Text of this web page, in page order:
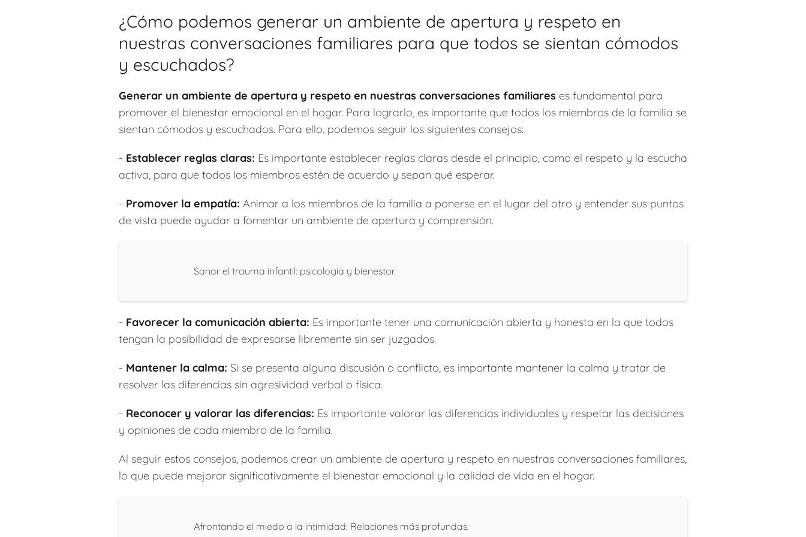
¿Cómo podemos generar un ambiente de apertura y respeto en
nuestras conversaciones familiares para que todos se sientan cómodos
y escuchados?
Generar un ambiente de apertura y respeto en nuestras conversaciones familiares es fundamental para
promover el bienestar emocional en el hogar. Para lograrlo, es importante que todos los miembros de la familia se
sientan cómodos y escuchados. Para ello, podemos seguir los siguientes consejos:
- Establecer reglas claras: Es importante establecer reglas claras desde el principio, como el respeto y la escucha
activa, para que todos los miembros estén de acuerdo y sepan qué esperar.
- Promover la empatía: Animar a los miembros de la familia a ponerse en el lugar del otro y entender sus puntos
de vista puede ayudar a fomentar un ambiente de apertura y comprensión.
Sanar el trauma infantil: psicología y bienestar.
- Favorecer la comunicación abierta: Es importante tener una comunicación abierta y honesta en la que todos
tengan la posibilidad de expresarse libremente sin ser juzgados.
- Mantener la calma: Si se presenta alguna discusión o conflicto, es importante mantener la calma y tratar de
resolver las diferencias sin agresividad verbal o física.
- Reconocer y valorar las diferencias: Es importante valorar las diferencias individuales y respetar las decisiones
y opiniones de cada miembro de la familia.
Al seguir estos consejos, podemos crear un ambiente de apertura y respeto en nuestras conversaciones familiares,
lo que puede mejorar significativamente el bienestar emocional y la calidad de vida en el hogar.
Afrontando el miedo a la intimidad: Relaciones más profundas.